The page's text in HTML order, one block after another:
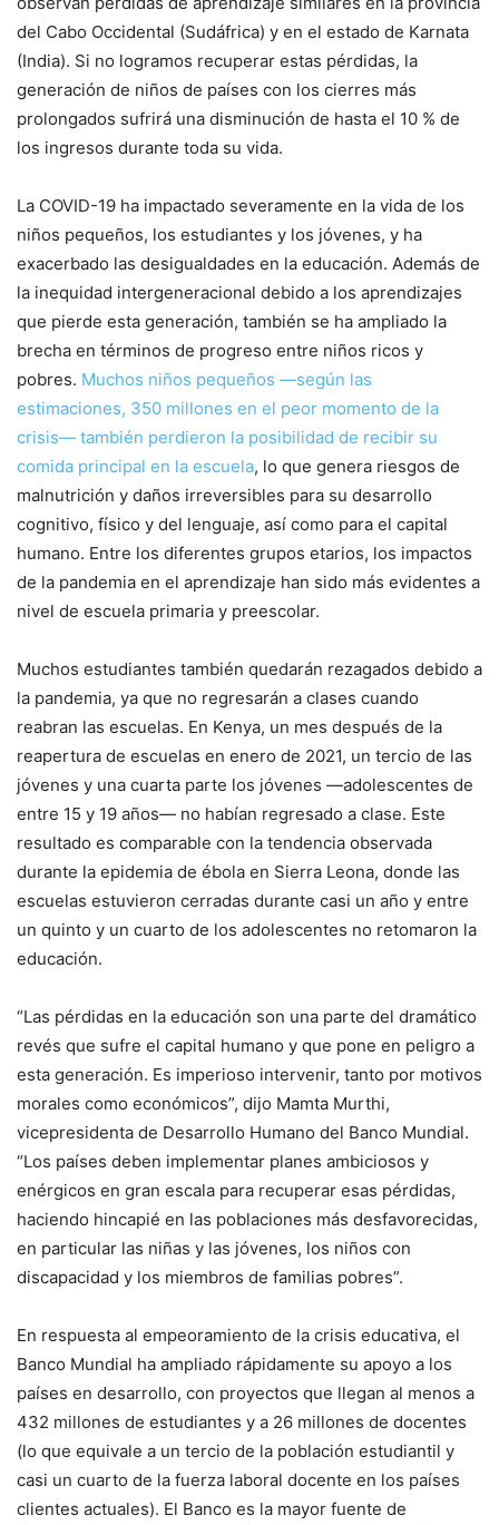
del Cabo Occidental (Sudáfrica) y en el estado de Karnata
(India). Si no logramos recuperar estas pérdidas, la
generación de niños de países con los cierres más
prolongados sufrirá una disminución de hasta el 10 % de
los ingresos durante toda su vida.
La COVID-19 ha impactado severamente en la vida de los
niños pequeños, los estudiantes y los jóvenes, y ha
exacerbado las desigualdades en la educación. Además de
la inequidad intergeneracional debido a los aprendizajes
que pierde esta generación, también se ha ampliado la
brecha en términos de progreso entre niños ricos y
pobres. Muchos niños pequeños —según las
estimaciones, 350 millones en el peor momento de la
crisis— también perdieron la posibilidad de recibir su
comida principal en la escuela, lo que genera riesgos de
malnutrición y daños irreversibles para su desarrollo
cognitivo, físico y del lenguaje, así como para el capital
humano. Entre los diferentes grupos etarios, los impactos
de la pandemia en el aprendizaje han sido más evidentes a
nivel de escuela primaria y preescolar.
Muchos estudiantes también quedarán rezagados debido a
la pandemia, ya que no regresarán a clases cuando
reabran las escuelas. En Kenya, un mes después de la
reapertura de escuelas en enero de 2021, un tercio de las
jóvenes y una cuarta parte los jóvenes —adolescentes de
entre 15 y 19 años— no habían regresado a clase. Este
resultado es comparable con la tendencia observada
durante la epidemia de ébola en Sierra Leona, donde las
escuelas estuvieron cerradas durante casi un año y entre
un quinto y un cuarto de los adolescentes no retomaron la
educación.
“Las pérdidas en la educación son una parte del dramático
revés que sufre el capital humano y que pone en peligro a
esta generación. Es imperioso intervenir, tanto por motivos
morales como económicos”, dijo Mamta Murthi,
vicepresidenta de Desarrollo Humano del Banco Mundial.
“Los países deben implementar planes ambiciosos y
enérgicos en gran escala para recuperar esas pérdidas,
haciendo hincapié en las poblaciones más desfavorecidas,
en particular las niñas y las jóvenes, los niños con
discapacidad y los miembros de familias pobres”.
En respuesta al empeoramiento de la crisis educativa, el
Banco Mundial ha ampliado rápidamente su apoyo a los
países en desarrollo, con proyectos que llegan al menos a
432 millones de estudiantes y a 26 millones de docentes
(lo que equivale a un tercio de la población estudiantil y
casi un cuarto de la fuerza laboral docente en los países
clientes actuales). El Banco es la mayor fuente de